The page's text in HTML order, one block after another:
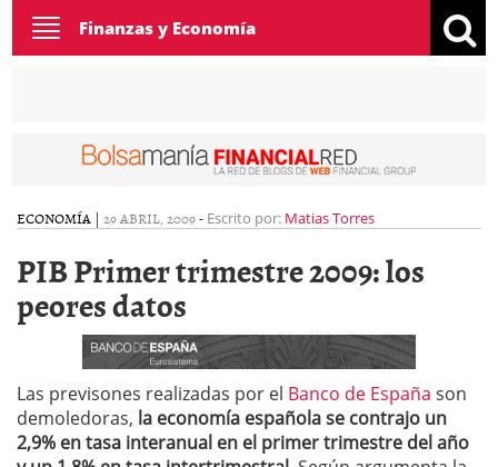
Toggle
navigation
Finanzas y Economía
ECONOMÍA | 29 ABRIL, 2009- Escrito por: Matias Torres
PIB Primer trimestre 2009: los
peores datos
Las previsones realizadas por el Banco de España son
demoledoras, la economía española se contrajo un
2,9% en tasa interanual en el primer trimestre del año